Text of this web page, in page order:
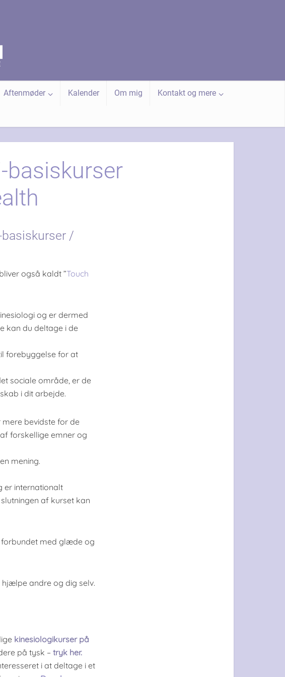
Aftenmøder Kalender Om mig Kontakt og mere
basiskurser
/
også kaldt ”Touch
og er dermed
kan du deltage i de
forebyggelse for at
sociale område, er de
i dit arbejde.
bevidste for de
forskellige emner og
mening.
er internationalt
slutningen af kurset kan
forbundet med glæde og
andre og dig selv.
kinesiologikurser på
på tysk – tryk her.
i at deltage i et